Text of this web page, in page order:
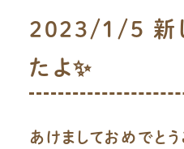
2023/1/5 新
たよ✨
あけましておめでと